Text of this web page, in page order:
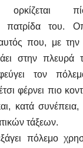
ορκίζεται
πατρίδα του.
που, με την
στην πλευρά
τον
φέρνει πιο
κατά συνέπεια,
τάξεων.
πόλεμο